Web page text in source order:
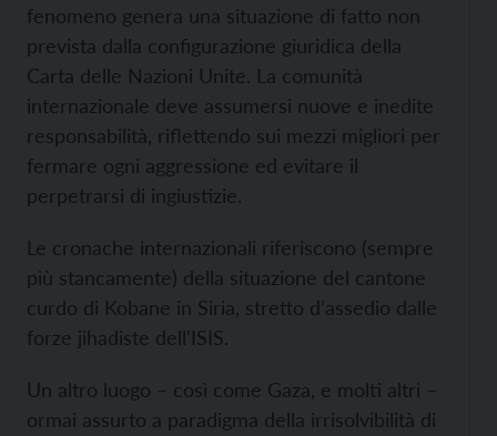
fenomeno genera una situazione di fatto non
prevista dalla configurazione giuridica della
Carta delle Nazioni Unite. La comunità
internazionale deve assumersi nuove e inedite
responsabilità, riflettendo sui mezzi migliori per
fermare ogni aggressione ed evitare il
perpetrarsi di ingiustizie.
Le cronache internazionali riferiscono (sempre
più stancamente) della situazione del cantone
curdo di Kobane in Siria, stretto d’assedio dalle
forze jihadiste dell'ISIS.
Un altro luogo – così come Gaza, e molti altri –
ormai assurto a paradigma della irrisolvibilità di